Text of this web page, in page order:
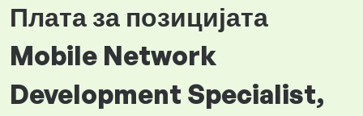
Плата за позицијата
Mobile Network
Development Specialist,